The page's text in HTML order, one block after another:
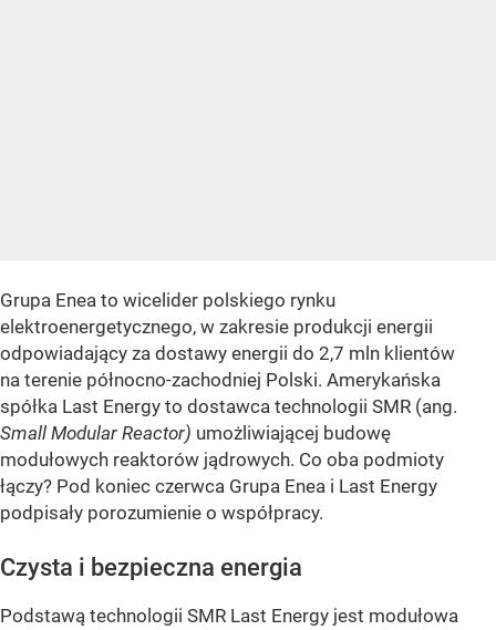
Grupa Enea to wicelider polskiego rynku
elektroenergetycznego, w zakresie produkcji energii
odpowiadający za dostawy energii do 2,7 mln klientów
na terenie północno-zachodniej Polski. Amerykańska
spółka Last Energy to dostawca technologii SMR (ang.
Small Modular Reactor) umożliwiającej budowę
modułowych reaktorów jądrowych. Co oba podmioty
łączy? Pod koniec czerwca Grupa Enea i Last Energy
podpisały porozumienie o współpracy.
Czysta i bezpieczna energia
Podstawą technologii SMR Last Energy jest modułowa